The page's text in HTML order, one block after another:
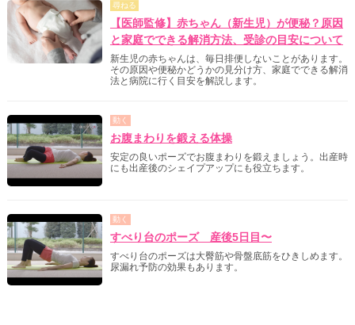
尋ねる
【医師監修】赤ちゃん（新生児）が便秘？原因
と家庭でできる解消方法、受診の目安について
新生児の赤ちゃんは、毎日排便しないことがあります。
その原因や便秘かどうかの見分け方、家庭でできる解消
法と病院に行く目安を解説します。
動く
お腹まわりを鍛える体操
安定の良いポーズでお腹まわりを鍛えましょう。出産時
にも出産後のシェイプアップにも役立ちます。
動く
すべり台のポーズ 産後5日目〜
すべり台のポーズは大臀筋や骨盤底筋をひきしめます。
尿漏れ予防の効果もあります。